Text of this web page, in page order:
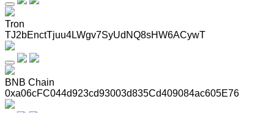
Tron
TJ2bEnctTjuu4LWgv7SyUdNQ8sHW6ACywT
BNB Chain
0xa06cFC044d923cd93003d835Cd409084ac605E76